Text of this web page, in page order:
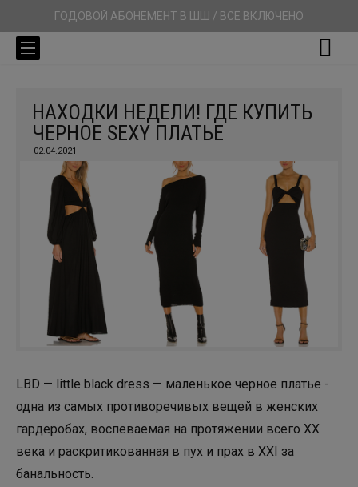
ГОДОВОЙ АБОНЕМЕНТ В ШШ / ВСЁ ВКЛЮЧЕНО
НАХОДКИ НЕДЕЛИ! ГДЕ КУПИТЬ
ЧЕРНОЕ SEXY ПЛАТЬЕ
02.04.2021
LBD — little black dress — маленькое черное платье -
одна из самых противоречивых вещей в женских
гардеробах, воспеваемая на протяжении всего XX
века и раскритикованная в пух и прах в XXI за
банальность.